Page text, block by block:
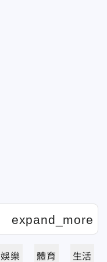
娛樂 體育 生活